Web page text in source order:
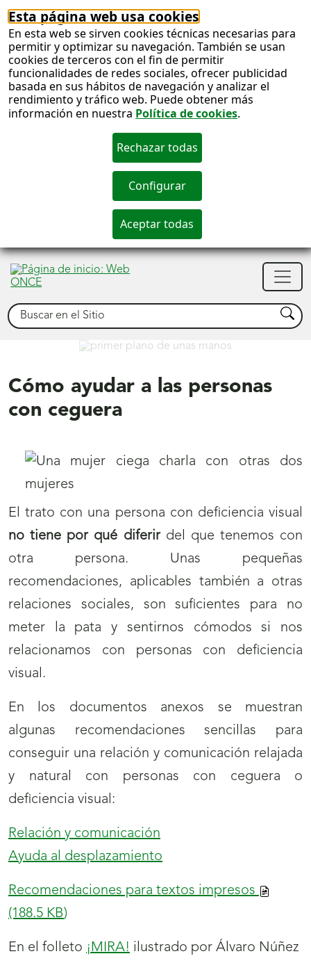
Esta página web usa cookies
En esta web se sirven cookies técnicas necesarias para
permitir y optimizar su navegación. También se usan
cookies de terceros con el fin de permitir
funcionalidades de redes sociales, ofrecer publicidad
basada en sus hábitos de navegación y analizar el
rendimiento y tráfico web. Puede obtener más
información en nuestra Política de cookies.
Buscar Buscar
Déjanos ayudarte
Cómo ayudar a las personas
con ceguera
El trato con una persona con deficiencia visual
no tiene por qué diferirdel que tenemos con
otra persona. Unas pequeñas
recomendaciones, aplicables también a otras
relaciones sociales, son suficientes para no
meter la pata y sentirnos cómodos si nos
relacionamos con personas con deficiencia
visual.
En los documentos anexos se muestran
algunas recomendaciones sencillas para
conseguir una relación y comunicación relajada
y natural con personas con ceguera o
deficiencia visual:
Relación y comunicación
Ayuda al desplazamiento
Recomendaciones para textos impresos
(188.5 KB)
En el folleto ¡MIRA! ilustrado por Álvaro Núñez